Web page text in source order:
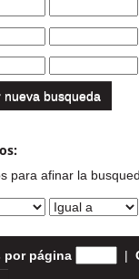
nueva busqueda
para afinar la
por página |